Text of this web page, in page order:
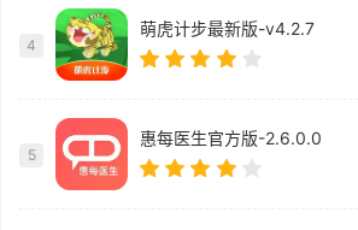
4
萌虎计步最新版-v4.2.7
5
惠每医生官方版-2.6.0.0